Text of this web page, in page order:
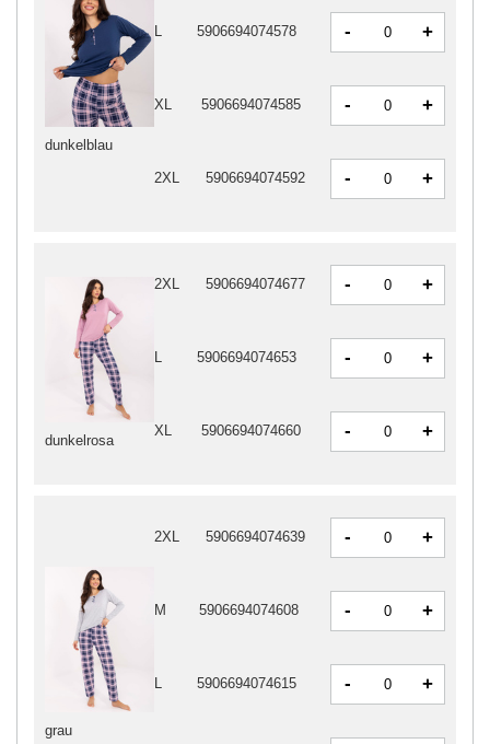
dunkelrosa
2XL 5906694074677 - +
L 5906694074653 - +
XL 5906694074660 - +
grau
2XL 5906694074639 - +
M 5906694074608 - +
L 5906694074615 - +
dunkelblau
L 5906694074578 - +
XL 5906694074585 - +
2XL 5906694074592 - +